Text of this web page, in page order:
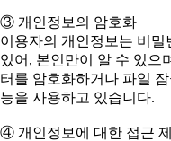
③ 개인정보의 암호화
이용자의 개인정보는 비
있어, 본인만이 알 수 있으
터를 암호화하거나 파일
능을 사용하고 있습니다.
④ 개인정보에 대한 접근